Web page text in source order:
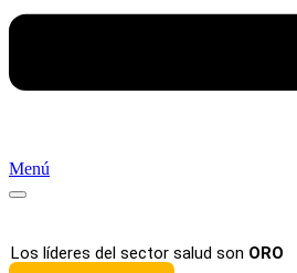
Menú
Los líderes del sector salud son ORO